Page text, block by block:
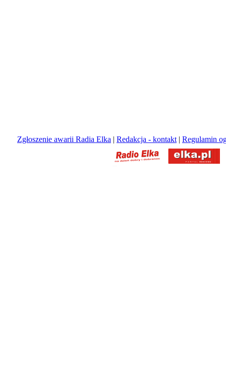
Zgłoszenie awarii Radia Elka | Redakcja - kontakt | Regulamin